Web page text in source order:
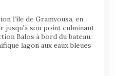
l’île de Gramvousa, en
son point culminant
Balos à bord du bateau.
lagon aux eaux bleues